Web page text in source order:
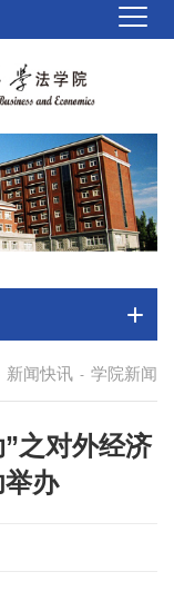
新闻快讯 - 学院新闻
之对外经济
办